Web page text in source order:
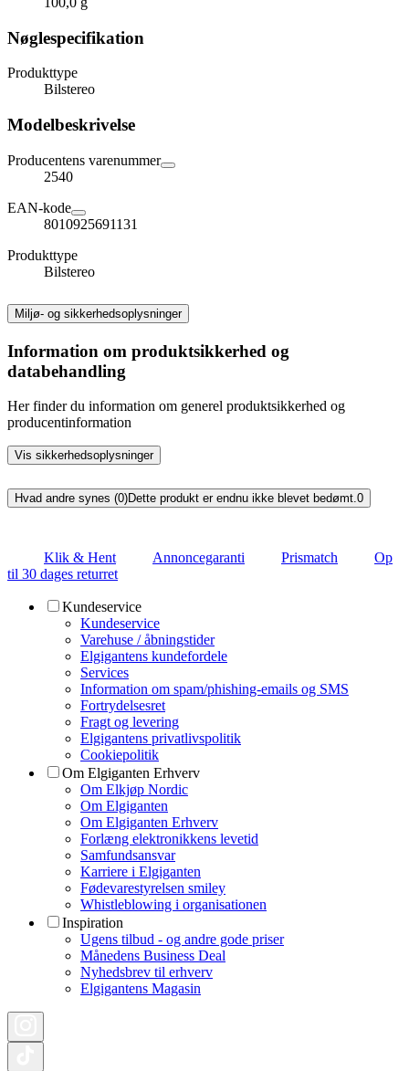
Nøglespecifikation
Produkttype
Bilstereo
Modelbeskrivelse
Producentens varenummer
2540
EAN-kode
8010925691131
Produkttype
Bilstereo
Miljø- og sikkerhedsoplysninger
Information om produktsikkerhed og
databehandling
Her finder du information om generel produktsikkerhed og
producentinformation
Vis sikkerhedsoplysninger
Hvad andre synes (0)Dette produkt er endnu ikke blevet bedømt.0
Klik & Hent Annoncegaranti Prismatch
Op
til 30 dages returret
Kundeservice
Kundeservice
Varehuse / åbningstider
Elgigantens kundefordele
Services
Information om spam/phishing-emails og SMS
Fortrydelsesret
Fragt og levering
Elgigantens privatlivspolitik
Cookiepolitik
Om Elgiganten Erhverv
Om Elkjøp Nordic
Om Elgiganten
Om Elgiganten Erhverv
Forlæng elektronikkens levetid
Samfundsansvar
Karriere i Elgiganten
Fødevarestyrelsen smiley
Whistleblowing i organisationen
Inspiration
Ugens tilbud - og andre gode priser
Månedens Business Deal
Nyhedsbrev til erhverv
Elgigantens Magasin